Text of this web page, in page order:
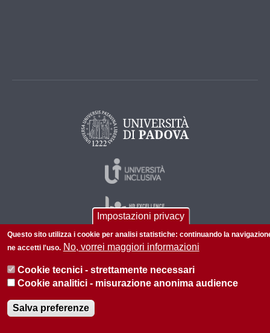
Impostazioni privacy
Questo sito utilizza i cookie per analisi statistiche: continuando la
ne accetti l'uso. No, vorrei maggiori informazioni
Cookie tecnici - strettamente necessari
Cookie analitici - misurazione anonima audience
Salva preferenze